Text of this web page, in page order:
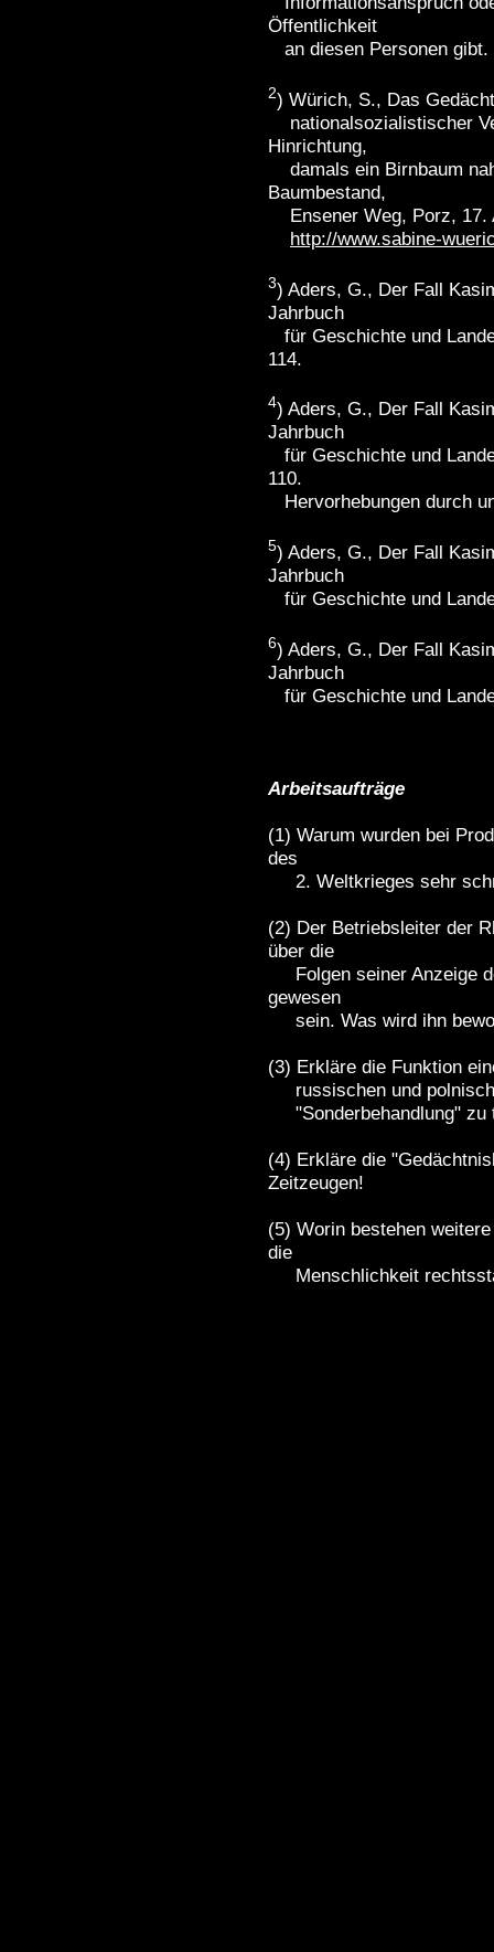
Öffentlichkeit
an diesen Personen gibt.
2) Würich, S., Das
nationalsozialistischer
Hinrichtung,
damals ein Birnbaum
Baumbestand,
Ensener Weg, Porz, 17.
http://www.sabine-
3) Aders, G., Der Fall
Jahrbuch
für Geschichte und
114.
4) Aders, G., Der Fall
Jahrbuch
für Geschichte und
110.
Hervorhebungen durch
5) Aders, G., Der Fall
Jahrbuch
für Geschichte und
6) Aders, G., Der Fall
Jahrbuch
für Geschichte und
Arbeitsaufträge
(1) Warum wurden bei
des
2. Weltkrieges sehr
(2) Der Betriebsleiter der
über die
Folgen seiner Anzeige
gewesen
sein. Was wird ihn
(3) Erkläre die Funktion
russischen und
"Sonderbehandlung" zu
(4) Erkläre die
Zeitzeugen!
(5) Worin bestehen
die
Menschlichkeit